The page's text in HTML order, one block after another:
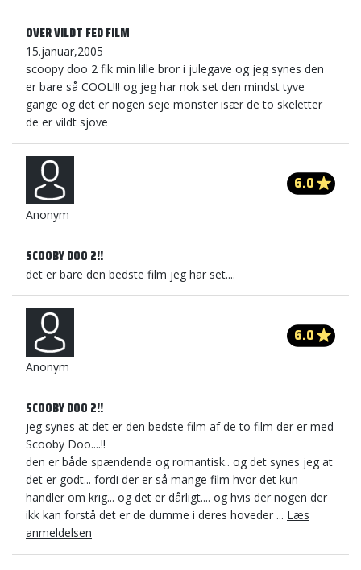
OVER VILDT FED FILM
15.januar,2005
scoopy doo 2 fik min lille bror i julegave og jeg synes den
er bare så COOL!!! og jeg har nok set den mindst tyve
gange og det er nogen seje monster især de to skeletter
de er vildt sjove
Anonym
6.0
SCOOBY DOO 2!!
det er bare den bedste film jeg har set....
Anonym
6.0
SCOOBY DOO 2!!
jeg synes at det er den bedste film af de to film der er med
Scooby Doo....!!
den er både spændende og romantisk.. og det synes jeg at
det er godt... fordi der er så mange film hvor det kun
handler om krig... og det er dårligt.... og hvis der nogen der
ikk kan forstå det er de dumme i deres hoveder ... Læs
anmeldelsen